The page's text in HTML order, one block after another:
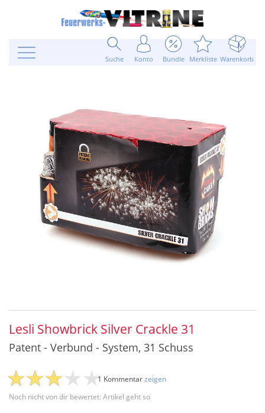
Suche Konto Bundle Merkliste Warenkorb
Lesli Showbrick Silver Crackle 31
Patent - Verbund - System, 31 Schuss
Noch nicht von dir bewertet: Artikel geht so
1 Kommentarzeigen